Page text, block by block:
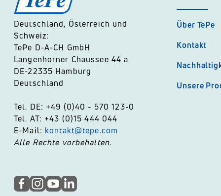
Deutschland, Österreich und
Schweiz:
TePe D-A-CH GmbH
Langenhorner Chaussee 44 a
DE-22335 Hamburg
Deutschland
Tel. DE: +49 (0)40 - 570 123-0
Tel. AT: +43 (0)15 444 044
E-Mail: kontakt@tepe.com
Alle Rechte vorbehalten.
Über TePe
Kontakt
Unsere